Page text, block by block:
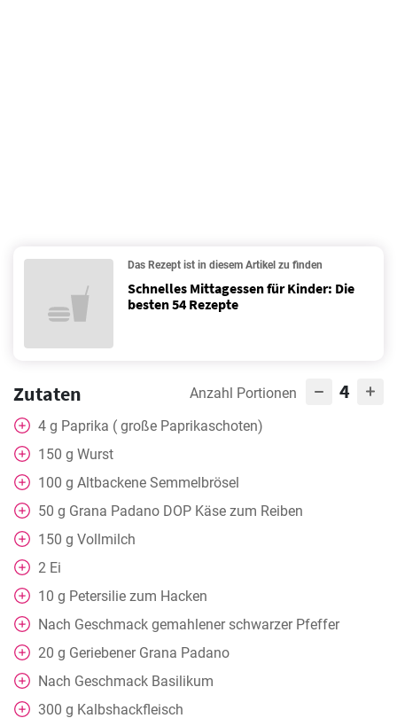
Das Rezept ist in diesem Artikel zu finden
Schnelles Mittagessen für Kinder: Die
besten 54 Rezepte
Zutaten Anzahl Portionen 4
4 g Paprika ( große Paprikaschoten)
150 g Wurst
100 g Altbackene Semmelbrösel
50 g Grana Padano DOP Käse zum Reiben
150 g Vollmilch
2 Ei
10 g Petersilie zum Hacken
Nach Geschmack gemahlener schwarzer Pfeffer
20 g Geriebener Grana Padano
Nach Geschmack Basilikum
300 g Kalbshackfleisch